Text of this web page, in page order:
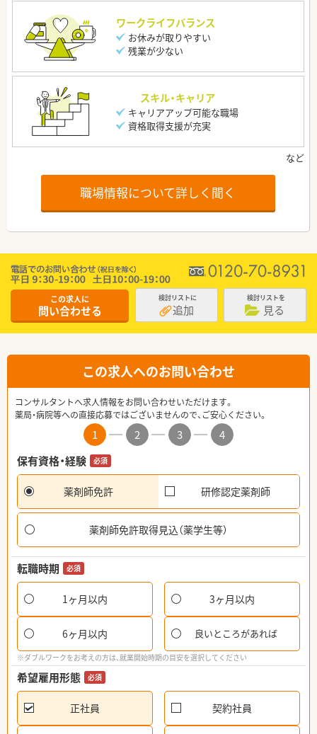
ワークライフバランス
お休みが取りやすい
残業が少ない
スキル・キャリア
キャリアアップ可能な職場
資格取得支援が充実
職場情報について詳しく聞く
この求人に
問い合わせる
検討リストに
追加
検討リストを
見る
この求人へのお問い合わせ
コンサルタントへ求人情報をお問い合わせいただけます。
薬局・病院等への直接応募ではございませんので、ご安心ください。
1 2 3
4
保有資格・経験
必須
薬剤師免許 研修認定薬剤師
薬剤師免許取得見込（薬学生等）
転職時期 必須
1ヶ月以内 3ヶ月以内
6ヶ月以内 良いところがあれば
※ダブルワークをお考えの方は、就業開始時期の目安を選択してください
希望雇用形態 必須
正社員 契約社員